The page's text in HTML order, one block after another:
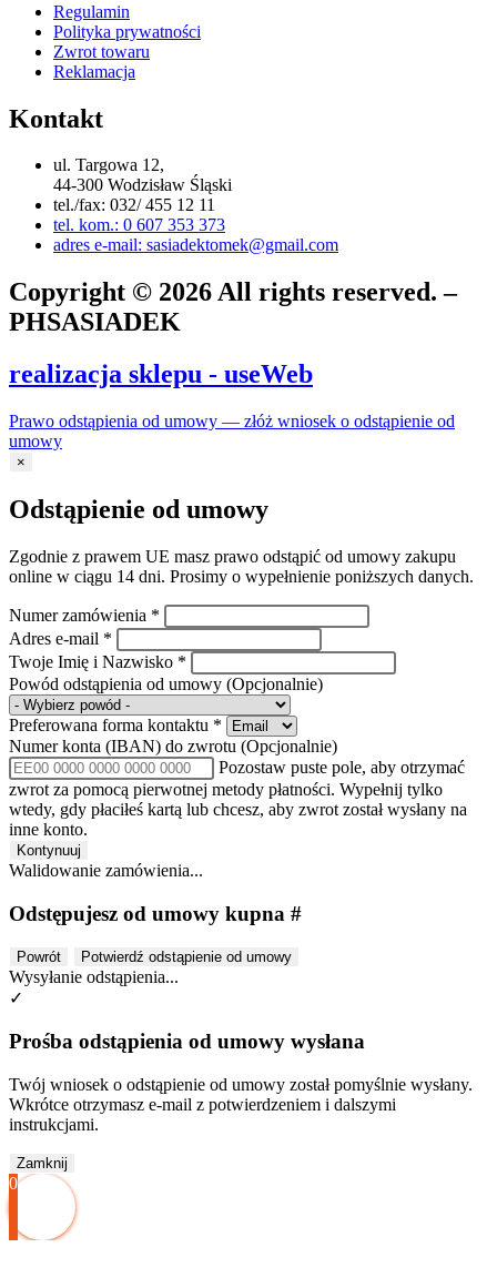
Regulamin
Polityka prywatności
Zwrot towaru
Reklamacja
Kontakt
ul. Targowa 12,
44-300 Wodzisław Śląski
tel./fax: 032/ 455 12 11
tel. kom.: 0 607 353 373
adres e-mail: sasiadektomek@gmail.com
Copyright © 2026 All rights reserved. –
PHSASIADEK
realizacja sklepu - useWeb
Prawo odstąpienia od umowy — złóż wniosek o odstąpienie od
umowy
×
Odstąpienie od umowy
Zgodnie z prawem UE masz prawo odstąpić od umowy zakupu
online w ciągu 14 dni. Prosimy o wypełnienie poniższych danych.
Numer zamówienia *
Adres e-mail *
Twoje Imię i Nazwisko *
Powód odstąpienia od umowy (Opcjonalnie)
Preferowana forma kontaktu *
Numer konta (IBAN) do zwrotu (Opcjonalnie)
Pozostaw puste pole, aby otrzymać
zwrot za pomocą pierwotnej metody płatności. Wypełnij tylko
wtedy, gdy płaciłeś kartą lub chcesz, aby zwrot został wysłany na
inne konto.
Kontynuuj
Walidowanie zamówienia...
Odstępujesz od umowy kupna #
Powrót Potwierdź odstąpienie od umowy
Wysyłanie odstąpienia...
✓
Prośba odstąpienia od umowy wysłana
Twój wniosek o odstąpienie od umowy został pomyślnie wysłany.
Wkrótce otrzymasz e-mail z potwierdzeniem i dalszymi
instrukcjami.
Zamknij
0